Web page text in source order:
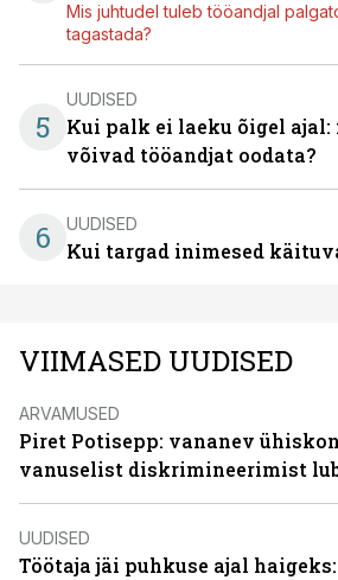
Mis juhtudel tuleb tööandjal
tagastada?
5
UUDISED
Kui palk ei laeku õigel
võivad tööandjat oodata?
6 UUDISED
Kui targad inimesed
VIIMASED UUDISED
ARVAMUSED
Piret Potisepp: vananev
vanuselist diskrimineerimist
UUDISED
Töötaja jäi puhkuse ajal